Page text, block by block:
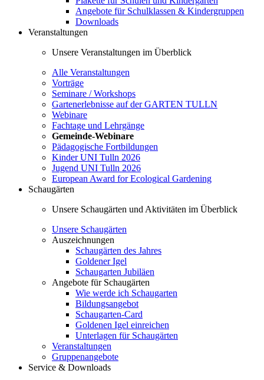
Angebote für Schulklassen & Kindergruppen
Downloads
Veranstaltungen
Unsere Veranstaltungen im Überblick
Alle Veranstaltungen
Vorträge
Seminare / Workshops
Gartenerlebnisse auf der GARTEN TULLN
Webinare
Fachtage und Lehrgänge
Gemeinde-Webinare
Pädagogische Fortbildungen
Kinder UNI Tulln 2026
Jugend UNI Tulln 2026
European Award for Ecological Gardening
Schaugärten
Unsere Schaugärten und Aktivitäten im Überblick
Unsere Schaugärten
Auszeichnungen
Schaugärten des Jahres
Goldener Igel
Schaugarten Jubiläen
Angebote für Schaugärten
Wie werde ich Schaugarten
Bildungsangebot
Schaugarten-Card
Goldenen Igel einreichen
Unterlagen für Schaugärten
Veranstaltungen
Gruppenangebote
Service & Downloads